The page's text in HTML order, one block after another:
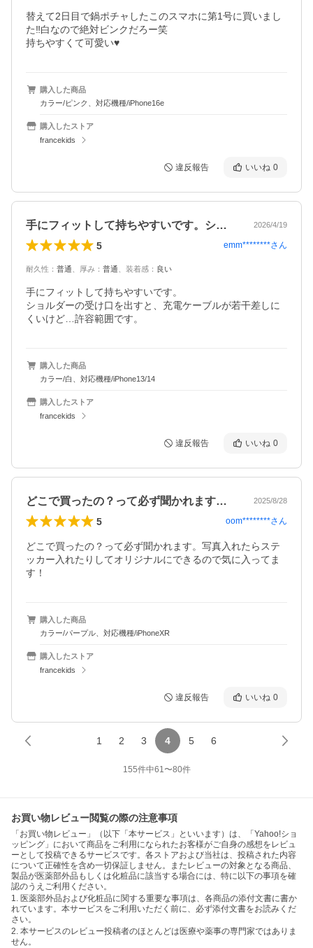
替えて2日目で鍋ポチャしたこのスマホに第1号に買いまし
た‼️白なので絶対ビンクだろー笑
持ちやすくて可愛い♥️
購入した商品
カラー/ピンク、対応機種/iPhone16e
購入したストア
francekids
違反報告 いいね 0
手にフィットして持ちやすいです。ショル… 2026/4/19
5 emm********さん
耐久性 ： 普通 厚み ： 普通 装着感 ： 良い
手にフィットして持ちやすいです。
ショルダーの受け口を出すと、充電ケーブルが若干差しに
くいけど…許容範囲です。
購入した商品
カラー/白、対応機種/iPhone13/14
購入したストア
francekids
違反報告 いいね 0
どこで買ったの？って必ず聞かれます。写… 2025/8/28
5 oom********さん
どこで買ったの？って必ず聞かれます。写真入れたらステ
ッカー入れたりしてオリジナルにできるので気に入ってま
す！
購入した商品
カラー/パープル、対応機種/iPhoneXR
購入したストア
francekids
違反報告 いいね 0
1 2 3 4 5 6
155件中61〜80件
お買い物レビュー閲覧の際の注意事項
「お買い物レビュー」（以下「本サービス」といいます）は、「Yahoo!ショ
ッピング」において商品をご利用になられたお客様がご自身の感想をレビュ
ーとして投稿できるサービスです。各ストアおよび当社は、投稿された内容
について正確性を含め一切保証しません。またレビューの対象となる商品、
製品が医薬部外品もしくは化粧品に該当する場合には、特に以下の事項を確
認のうえご利用ください。
1. 医薬部外品および化粧品に関する重要な事項は、各商品の添付文書に書か
れています。本サービスをご利用いただく前に、必ず添付文書をお読みくだ
さい。
2. 本サービスのレビュー投稿者のほとんどは医療や薬事の専門家ではありま
せん。